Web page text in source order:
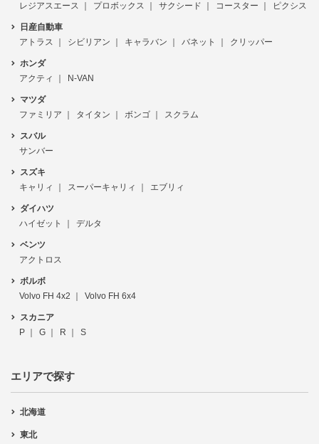
レジアスエース
プロボックス サクシード コースター ピクシス
日産自動車
アトラス
シビリアン キャラバン バネット クリッパー
ホンダ
アクティ
N-VAN
マツダ
ファミリア
タイタン ボンゴ スクラム
スバル
サンバー
スズキ
キャリィ
スーパーキャリィ エブリィ
ダイハツ
ハイゼット
デルタ
ベンツ
アクトロス
ボルボ
Volvo FH 4x2
Volvo FH 6x4
スカニア
P
G R S
エリアで探す
北海道
東北